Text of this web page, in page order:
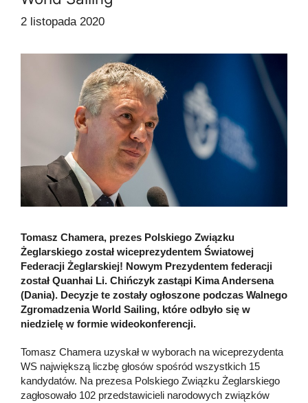
2 listopada 2020
Tomasz Chamera, prezes Polskiego Związku
Żeglarskiego został wiceprezydentem Światowej
Federacji Żeglarskiej! Nowym Prezydentem federacji
został Quanhai Li. Chińczyk zastąpi Kima Andersena
(Dania). Decyzje te zostały ogłoszone podczas Walnego
Zgromadzenia World Sailing, które odbyło się w
niedzielę w formie wideokonferencji.
Tomasz Chamera uzyskał w wyborach na wiceprezydenta
WS największą liczbę głosów spośród wszystkich 15
kandydatów. Na prezesa Polskiego Związku Żeglarskiego
zagłosowało 102 przedstawicieli narodowych związków